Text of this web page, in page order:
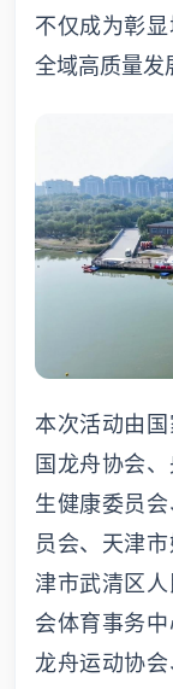
不仅成为彰
全域高质量发
本次活动由
国龙舟协会
生健康委员
员会、天津
津市武清区
会体育事务
龙舟运动协